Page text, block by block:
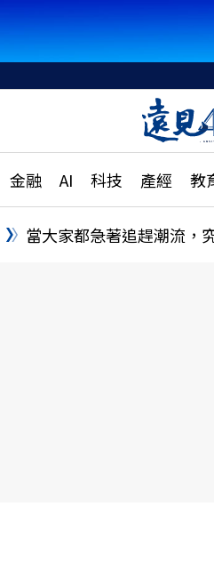
金融 AI 科技 產經 教
國際
特輯
大學
縣市
民調
當大家都急著追趕潮流，